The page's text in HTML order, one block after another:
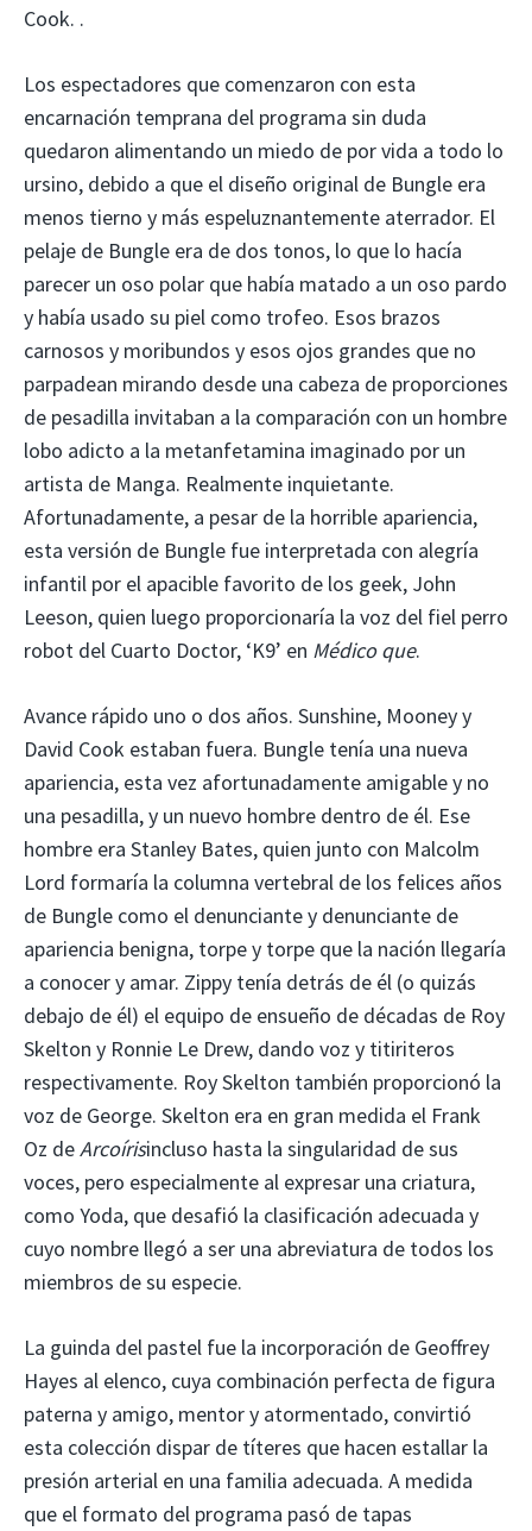
Cook. .
Los espectadores que comenzaron con esta
encarnación temprana del programa sin duda
quedaron alimentando un miedo de por vida a todo lo
ursino, debido a que el diseño original de Bungle era
menos tierno y más espeluznantemente aterrador. El
pelaje de Bungle era de dos tonos, lo que lo hacía
parecer un oso polar que había matado a un oso pardo
y había usado su piel como trofeo. Esos brazos
carnosos y moribundos y esos ojos grandes que no
parpadean mirando desde una cabeza de proporciones
de pesadilla invitaban a la comparación con un hombre
lobo adicto a la metanfetamina imaginado por un
artista de Manga. Realmente inquietante.
Afortunadamente, a pesar de la horrible apariencia,
esta versión de Bungle fue interpretada con alegría
infantil por el apacible favorito de los geek, John
Leeson, quien luego proporcionaría la voz del fiel perro
robot del Cuarto Doctor, ‘K9’ en Médico que.
Avance rápido uno o dos años. Sunshine, Mooney y
David Cook estaban fuera. Bungle tenía una nueva
apariencia, esta vez afortunadamente amigable y no
una pesadilla, y un nuevo hombre dentro de él. Ese
hombre era Stanley Bates, quien junto con Malcolm
Lord formaría la columna vertebral de los felices años
de Bungle como el denunciante y denunciante de
apariencia benigna, torpe y torpe que la nación llegaría
a conocer y amar. Zippy tenía detrás de él (o quizás
debajo de él) el equipo de ensueño de décadas de Roy
Skelton y Ronnie Le Drew, dando voz y titiriteros
respectivamente. Roy Skelton también proporcionó la
voz de George. Skelton era en gran medida el Frank
Oz deArcoírisincluso hasta la singularidad de sus
voces, pero especialmente al expresar una criatura,
como Yoda, que desafió la clasificación adecuada y
cuyo nombre llegó a ser una abreviatura de todos los
miembros de su especie.
La guinda del pastel fue la incorporación de Geoffrey
Hayes al elenco, cuya combinación perfecta de figura
paterna y amigo, mentor y atormentado, convirtió
esta colección dispar de títeres que hacen estallar la
presión arterial en una familia adecuada. A medida
que el formato del programa pasó de tapas